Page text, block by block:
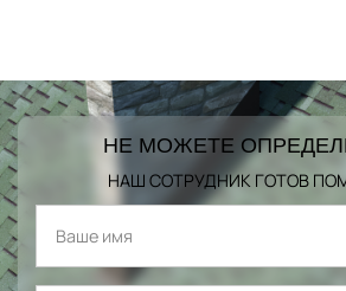
НЕ МОЖЕТЕ
НАШ СОТРУДНИК ГОТОВ